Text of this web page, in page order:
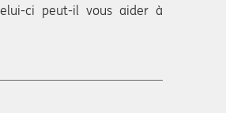
ci peut-il vous aider à